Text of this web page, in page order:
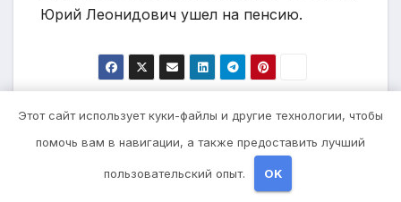
Юрий Леонидович ушел на пенсию.
Навигация
по
записям
Биография Назаренко
Светлана — успешная
ученая, выдающаяся
женщина и лидер в
Борзунова Маша –
одна из самых ярких и
Этот сайт использует куки-файлы и другие технологии, чтобы
помочь вам в навигации, а также предоставить лучший
пользовательский опыт. OK